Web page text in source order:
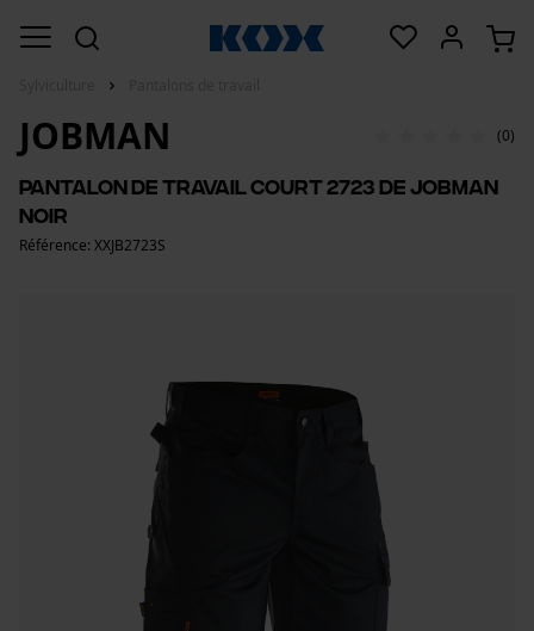
JOBMAN (0)
Pantalon de travail court 2723 de Jobman
noir
Référence: XXJB2723S